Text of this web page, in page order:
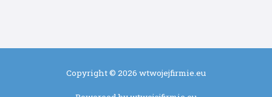
Copyright © 2026 wtwojejfirmie.eu